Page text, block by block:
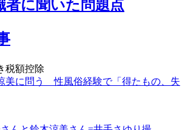
者に聞いた問題点
税額控除
美に問う 性風俗経験で「得たもの、失